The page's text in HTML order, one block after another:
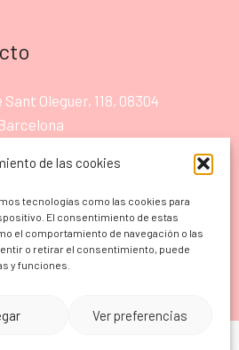
de las cookies
tecnologías como las cookies para
El consentimiento de estas
el comportamiento de navegación o las
o retirar el consentimiento, puede
y funciones.
Ver preferencias
Sant Oleguer, 118, 08304